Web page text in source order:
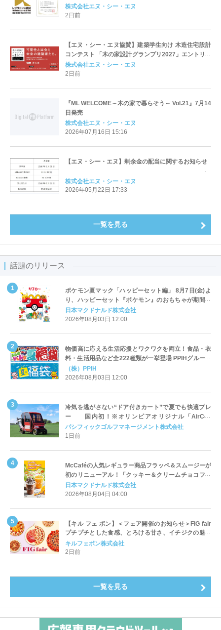
株式会社エヌ・シー・エヌ
2日前
【エヌ・シー・エヌ協賛】建築学生向け 木造住宅設計
コンテスト 「木の家設計グランプリ2027」エントリー
開始
株式会社エヌ・シー・エヌ
2日前
『ML WELCOME～木の家で暮らそう～ Vol.21』7月14
日発売
株式会社エヌ・シー・エヌ
2026年07月16日 15:16
【エヌ・シー・エヌ】剰余金の配当に関するお知らせ
株式会社エヌ・シー・エヌ
2026年05月22日 17:33
一覧を見る
話題のリリース
ポケモン夏マック「ハッピーセット編」 8月7日(金)よ
り、ハッピーセット『ポケモン』のおもちゃが期間限
定登場
日本マクドナルド株式会社
2026年08月03日 12:00
物価高に応える生活応援とワクワクを両立！食品・衣
料・生活用品など全222種類が一挙登場 PPIHグループ
「夏福袋」＆セール 8月6日(木)より順次スタート
（株）PPIH
2026年08月03日 12:00
冷気を逃がさない“ドア付きカート”で夏でも快適プレ
ー 国内初！※オリンピアオリジナル「AirCon
Cart（エアコンカート）」導入 | ＰＧＭ
パシフィックゴルフマネージメント株式会社
1日前
McCaféの人気レギュラー商品フラッペ＆スムージーが
初のリニューアル！「クッキー＆クリームチョコフラ
ッペ」「マンゴースムージー」8月5日（水）から販売
開始
日本マクドナルド株式会社
2026年08月04日 04:00
【キル フェ ボン】＜フェア開催のお知らせ＞FIG fair
プチプチとした食感、とろける甘さ、イチジクの魅力
をたっぷりと。新作を含め、イチジク尽くしの全4種が
登場8月20日（木）スタート
キルフェボン株式会社
2日前
一覧を見る